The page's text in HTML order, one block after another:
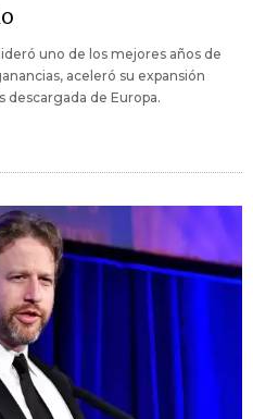
uno de los mejores años de
aceleró su expansión
descargada de Europa.